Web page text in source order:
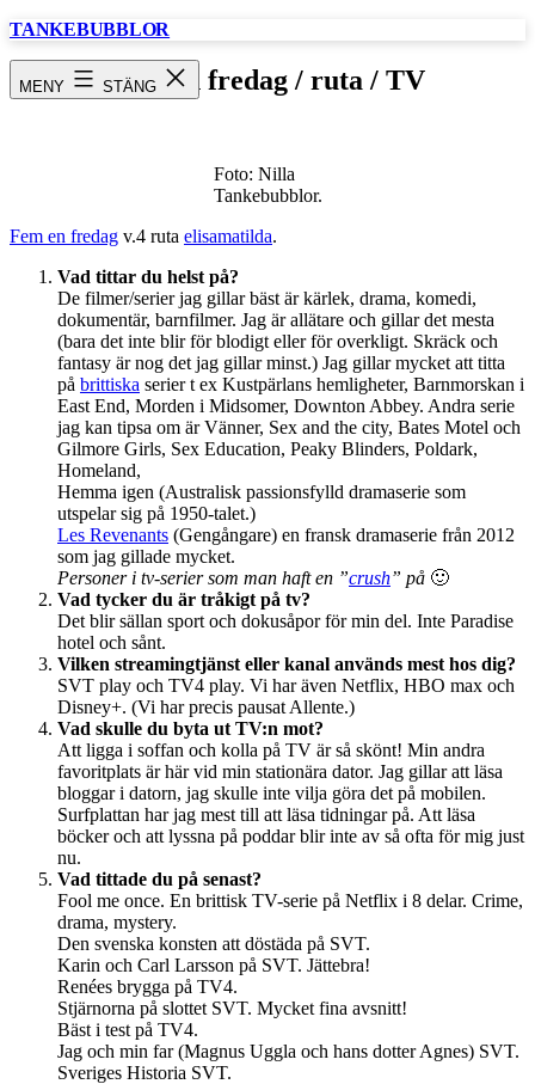
Hoppa
TANKEBUBBLOR
MENY STÄNG
Fem en fredag / ruta / TV
Foto: Nilla
Tankebubblor.
Fem en fredag v.4 ruta elisamatilda.
Vad tittar du helst på?
De filmer/serier jag gillar bäst är kärlek, drama, komedi,
dokumentär, barnfilmer. Jag är allätare och gillar det mesta
(bara det inte blir för blodigt eller för overkligt. Skräck och
fantasy är nog det jag gillar minst.) Jag gillar mycket att titta
på brittiska serier t ex Kustpärlans hemligheter, Barnmorskan i
East End, Morden i Midsomer, Downton Abbey. Andra serie
jag kan tipsa om är Vänner, Sex and the city, Bates Motel och
Gilmore Girls, Sex Education, Peaky Blinders, Poldark,
Homeland,
Hemma igen (Australisk passionsfylld dramaserie som
utspelar sig på 1950-talet.)
Les Revenants (Gengångare) en fransk dramaserie från 2012
som jag gillade mycket.
Personer i tv-serier som man haft en ”crush” på 🙂
Vad tycker du är tråkigt på tv?
Det blir sällan sport och dokusåpor för min del. Inte Paradise
hotel och sånt.
Vilken streamingtjänst eller kanal används mest hos dig?
SVT play och TV4 play. Vi har även Netflix, HBO max och
Disney+. (Vi har precis pausat Allente.)
Vad skulle du byta ut TV:n mot?
Att ligga i soffan och kolla på TV är så skönt! Min andra
favoritplats är här vid min stationära dator. Jag gillar att läsa
bloggar i datorn, jag skulle inte vilja göra det på mobilen.
Surfplattan har jag mest till att läsa tidningar på. Att läsa
böcker och att lyssna på poddar blir inte av så ofta för mig just
nu.
Vad tittade du på senast?
Fool me once. En brittisk TV-serie på Netflix i 8 delar. Crime,
drama, mystery.
Den svenska konsten att döstäda på SVT.
Karin och Carl Larsson på SVT. Jättebra!
Renées brygga på TV4.
Stjärnorna på slottet SVT. Mycket fina avsnitt!
Bäst i test på TV4.
Jag och min far (Magnus Uggla och hans dotter Agnes) SVT.
Sveriges Historia SVT.